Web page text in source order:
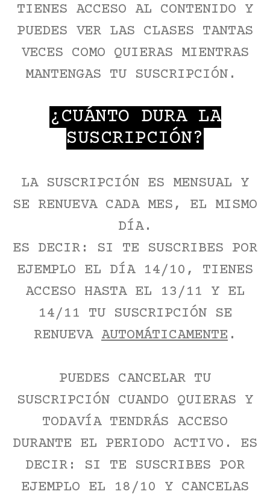
TIENES ACCESO AL CONTENIDO Y
PUEDES VER LAS CLASES TANTAS
VECES COMO QUIERAS MIENTRAS
MANTENGAS TU SUSCRIPCIÓN.
¿CUÁNTO DURA LA
SUSCRIPCIÓN?
LA SUSCRIPCIÓN ES MENSUAL Y
SE RENUEVA CADA MES, EL MISMO
DÍA.
ES DECIR: SI TE SUSCRIBES POR
EJEMPLO EL DÍA 14/10, TIENES
ACCESO HASTA EL 13/11 Y EL
14/11 TU SUSCRIPCIÓN SE
RENUEVA AUTOMÁTICAMENTE .
PUEDES CANCELAR TU
SUSCRIPCIÓN CUANDO QUIERAS Y
TODAVÍA TENDRÁS ACCESO
DURANTE EL PERIODO ACTIVO. ES
DECIR: SI TE SUSCRIBES POR
EJEMPLO EL 18/10 Y CANCELAS